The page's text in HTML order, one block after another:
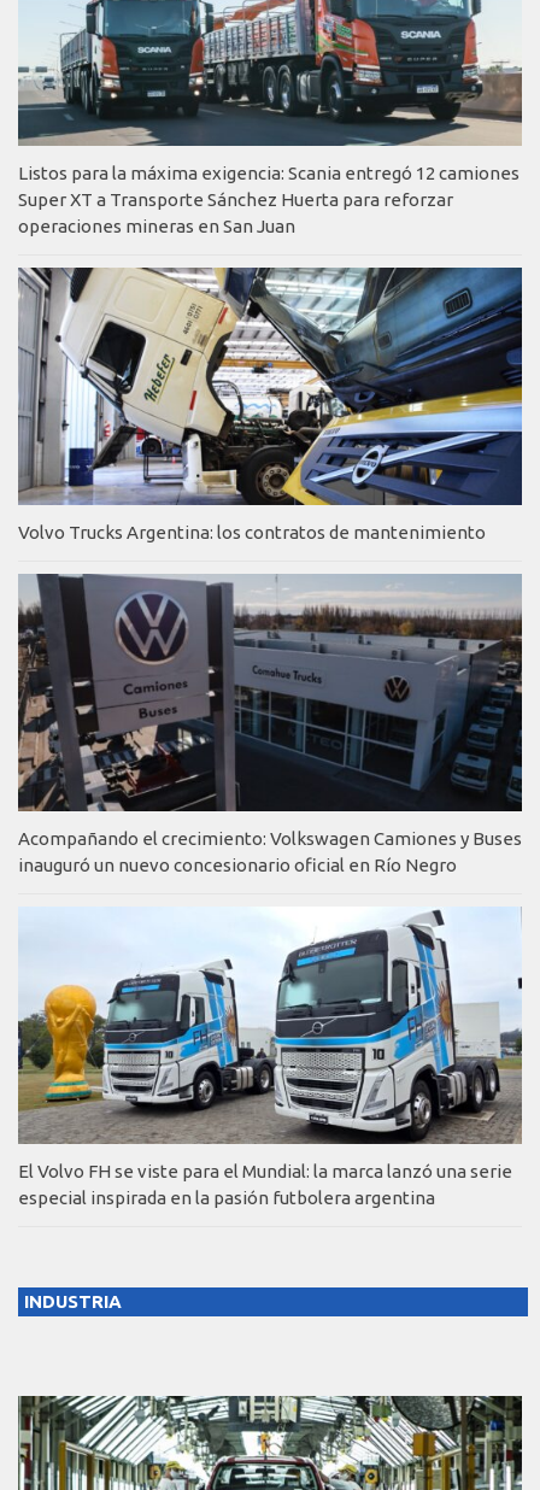
Listos para la máxima exigencia: Scania entregó 12 camiones
Super XT a Transporte Sánchez Huerta para reforzar
operaciones mineras en San Juan
Volvo Trucks Argentina: los contratos de mantenimiento
Acompañando el crecimiento: Volkswagen Camiones y Buses
inauguró un nuevo concesionario oficial en Río Negro
El Volvo FH se viste para el Mundial: la marca lanzó una serie
especial inspirada en la pasión futbolera argentina
INDUSTRIA